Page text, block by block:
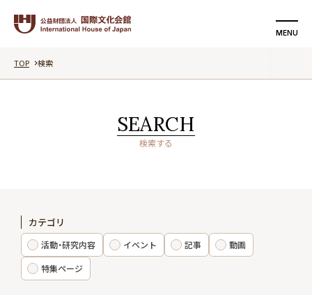
MENU
国際文化会館について
記事
動画
TOP 検索
SEARCH
検索する
カテゴリ
活動・研究内容 イベント 記事
動画
特集ページ